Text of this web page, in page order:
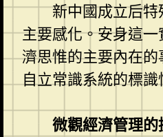
新中國成立后
主要感化。安身這
濟思惟的主要內在
自立常識系統的標
微觀經濟管理